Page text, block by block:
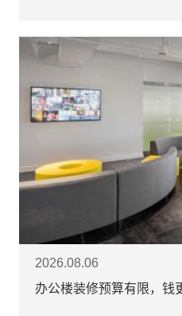
2026.08.06
办公楼装修预算有限，钱